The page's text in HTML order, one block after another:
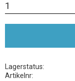
Lagerstatus
Artikelnr